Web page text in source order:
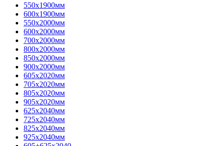
550х1900мм
600х1900мм
550х2000мм
600х2000мм
700х2000мм
800х2000мм
850х2000мм
900х2000мм
605х2020мм
705х2020мм
805х2020мм
905х2020мм
625х2040мм
725х2040мм
825х2040мм
925х2040мм